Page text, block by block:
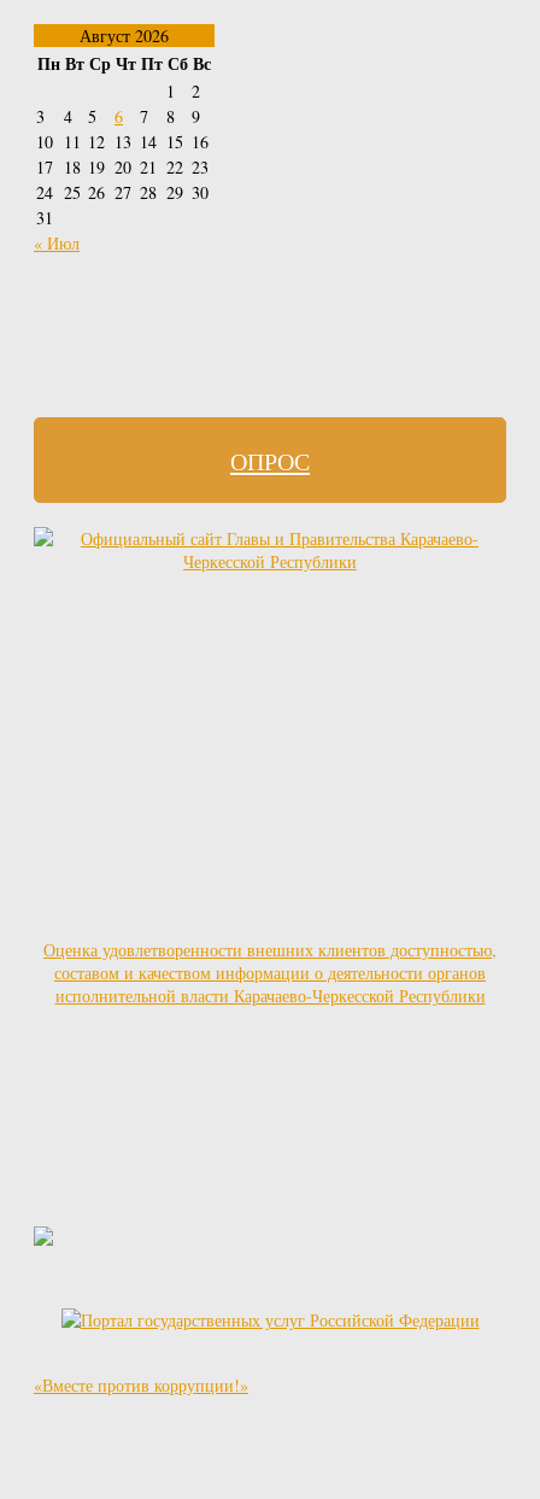
Август 2026
ПнВтСрЧтПтСбВс
1
2
3
4 5 6 7 8
9
10 11 12 13 14 15 16
17 18 19 20 21 22 23
24 25 26 27 28 29 30
31
« Июл
ОПРОС
Оценка удовлетворенности внешних клиентов доступностью,
составом и качеством информации о деятельности органов
исполнительной власти Карачаево-Черкесской Республики
«Вместе против коррупции!»